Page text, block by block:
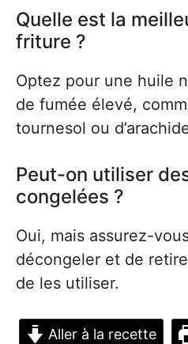
Quelle est la
friture ?
Optez pour une huile
de fumée élevé,
tournesol ou
Peut-on utiliser
congelées ?
Oui, mais assurez-
décongeler et de
de les utiliser.
Aller à la recette